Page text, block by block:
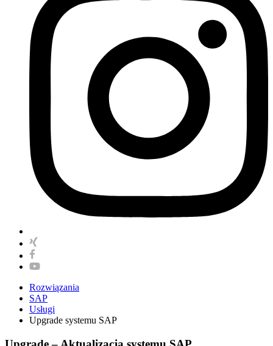
Rozwiązania
SAP
Usługi
Upgrade systemu SAP